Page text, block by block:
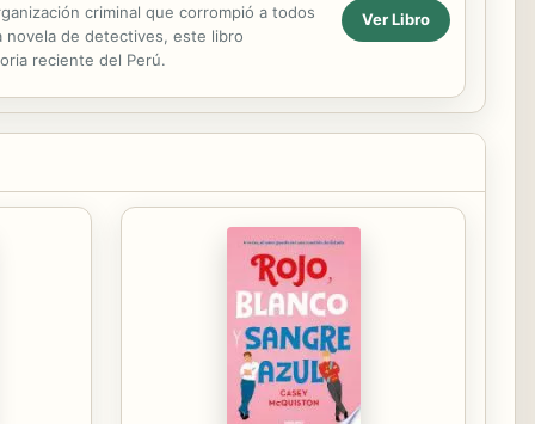
criminal que corrompió a todos
novela de detectives, este libro
reciente del Perú.
Ver Libro